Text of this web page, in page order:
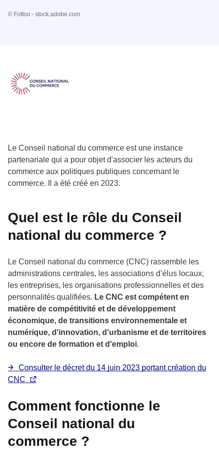
© Fottoo - stock.adobe.com
Le Conseil national du commerce est une instance
partenariale qui a pour objet d'associer les acteurs du
commerce aux politiques publiques concernant le
commerce. Il a été créé en 2023.
Quel est le rôle du Conseil
national du commerce ?
Le Conseil national du commerce (CNC) rassemble les
administrations centrales, les associations d’élus locaux,
les entreprises, les organisations professionnelles et des
personnalités qualifiées. Le CNC est compétent en
matière de compétitivité et de développement
économique, de transitions environnementale et
numérique, d'innovation, d'urbanisme et de territoires
ou encore de formation et d'emploi.
Consulter le décret du 14 juin 2023 portant création du
CNC
Comment fonctionne le
Conseil national du
commerce ?